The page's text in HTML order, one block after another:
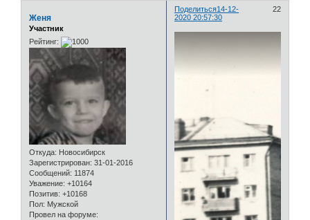
Поделиться 22
14-12-
2020 20:57:30
Женя
Участник
Рейтинг:
Откуда: Новосибирск
Зарегистрирован: 31-01-2016
Сообщений: 11874
Уважение: +10164
Позитив: +10168
Пол: Мужской
Провел на форуме: